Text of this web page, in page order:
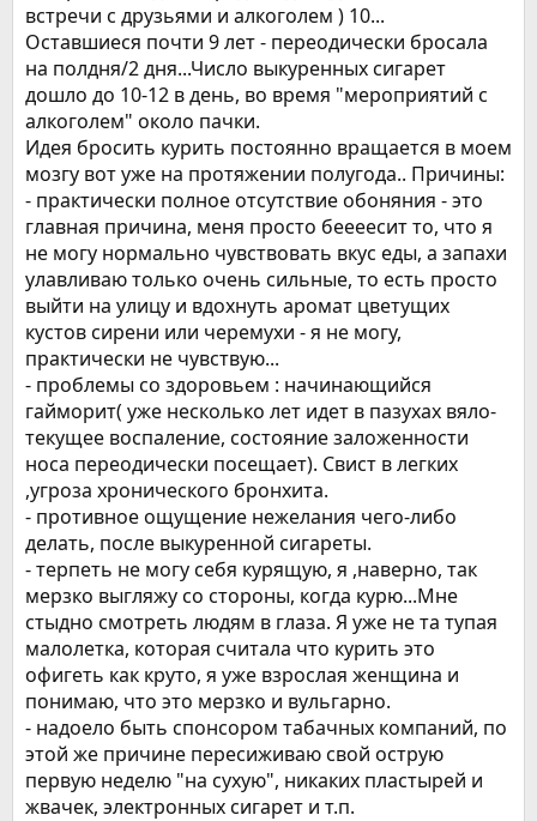
встречи с друзьями и алкоголем ) 10...
Оставшиеся почти 9 лет - переодически бросала
на полдня/2 дня...Число выкуренных сигарет
дошло до 10-12 в день, во время "мероприятий с
алкоголем" около пачки.
Идея бросить курить постоянно вращается в моем
мозгу вот уже на протяжении полугода.. Причины:
- практически полное отсутствие обоняния - это
главная причина, меня просто беееесит то, что я
не могу нормально чувствовать вкус еды, а запахи
улавливаю только очень сильные, то есть просто
выйти на улицу и вдохнуть аромат цветущих
кустов сирени или черемухи - я не могу,
практически не чувствую...
- проблемы со здоровьем : начинающийся
гайморит( уже несколько лет идет в пазухах вяло-
текущее воспаление, состояние заложенности
носа переодически посещает). Свист в легких
,угроза хронического бронхита.
- противное ощущение нежелания чего-либо
делать, после выкуренной сигареты.
- терпеть не могу себя курящую, я ,наверно, так
мерзко выгляжу со стороны, когда курю...Мне
стыдно смотреть людям в глаза. Я уже не та тупая
малолетка, которая считала что курить это
офигеть как круто, я уже взрослая женщина и
понимаю, что это мерзко и вульгарно.
- надоело быть спонсором табачных компаний, по
этой же причине пересиживаю свой острую
первую неделю "на сухую", никаких пластырей и
жвачек, электронных сигарет и т.п.